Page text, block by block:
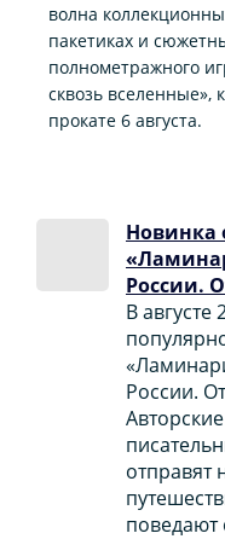
волна
пакетиках и
полнометражного
сквозь вселенные»,
прокате 6 августа.
Новинка
России.
В августе
России.
отправят
поведают